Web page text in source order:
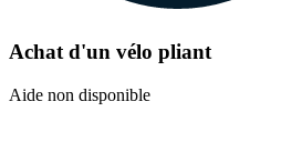
Achat d'un vélo pliant
Aide non disponible